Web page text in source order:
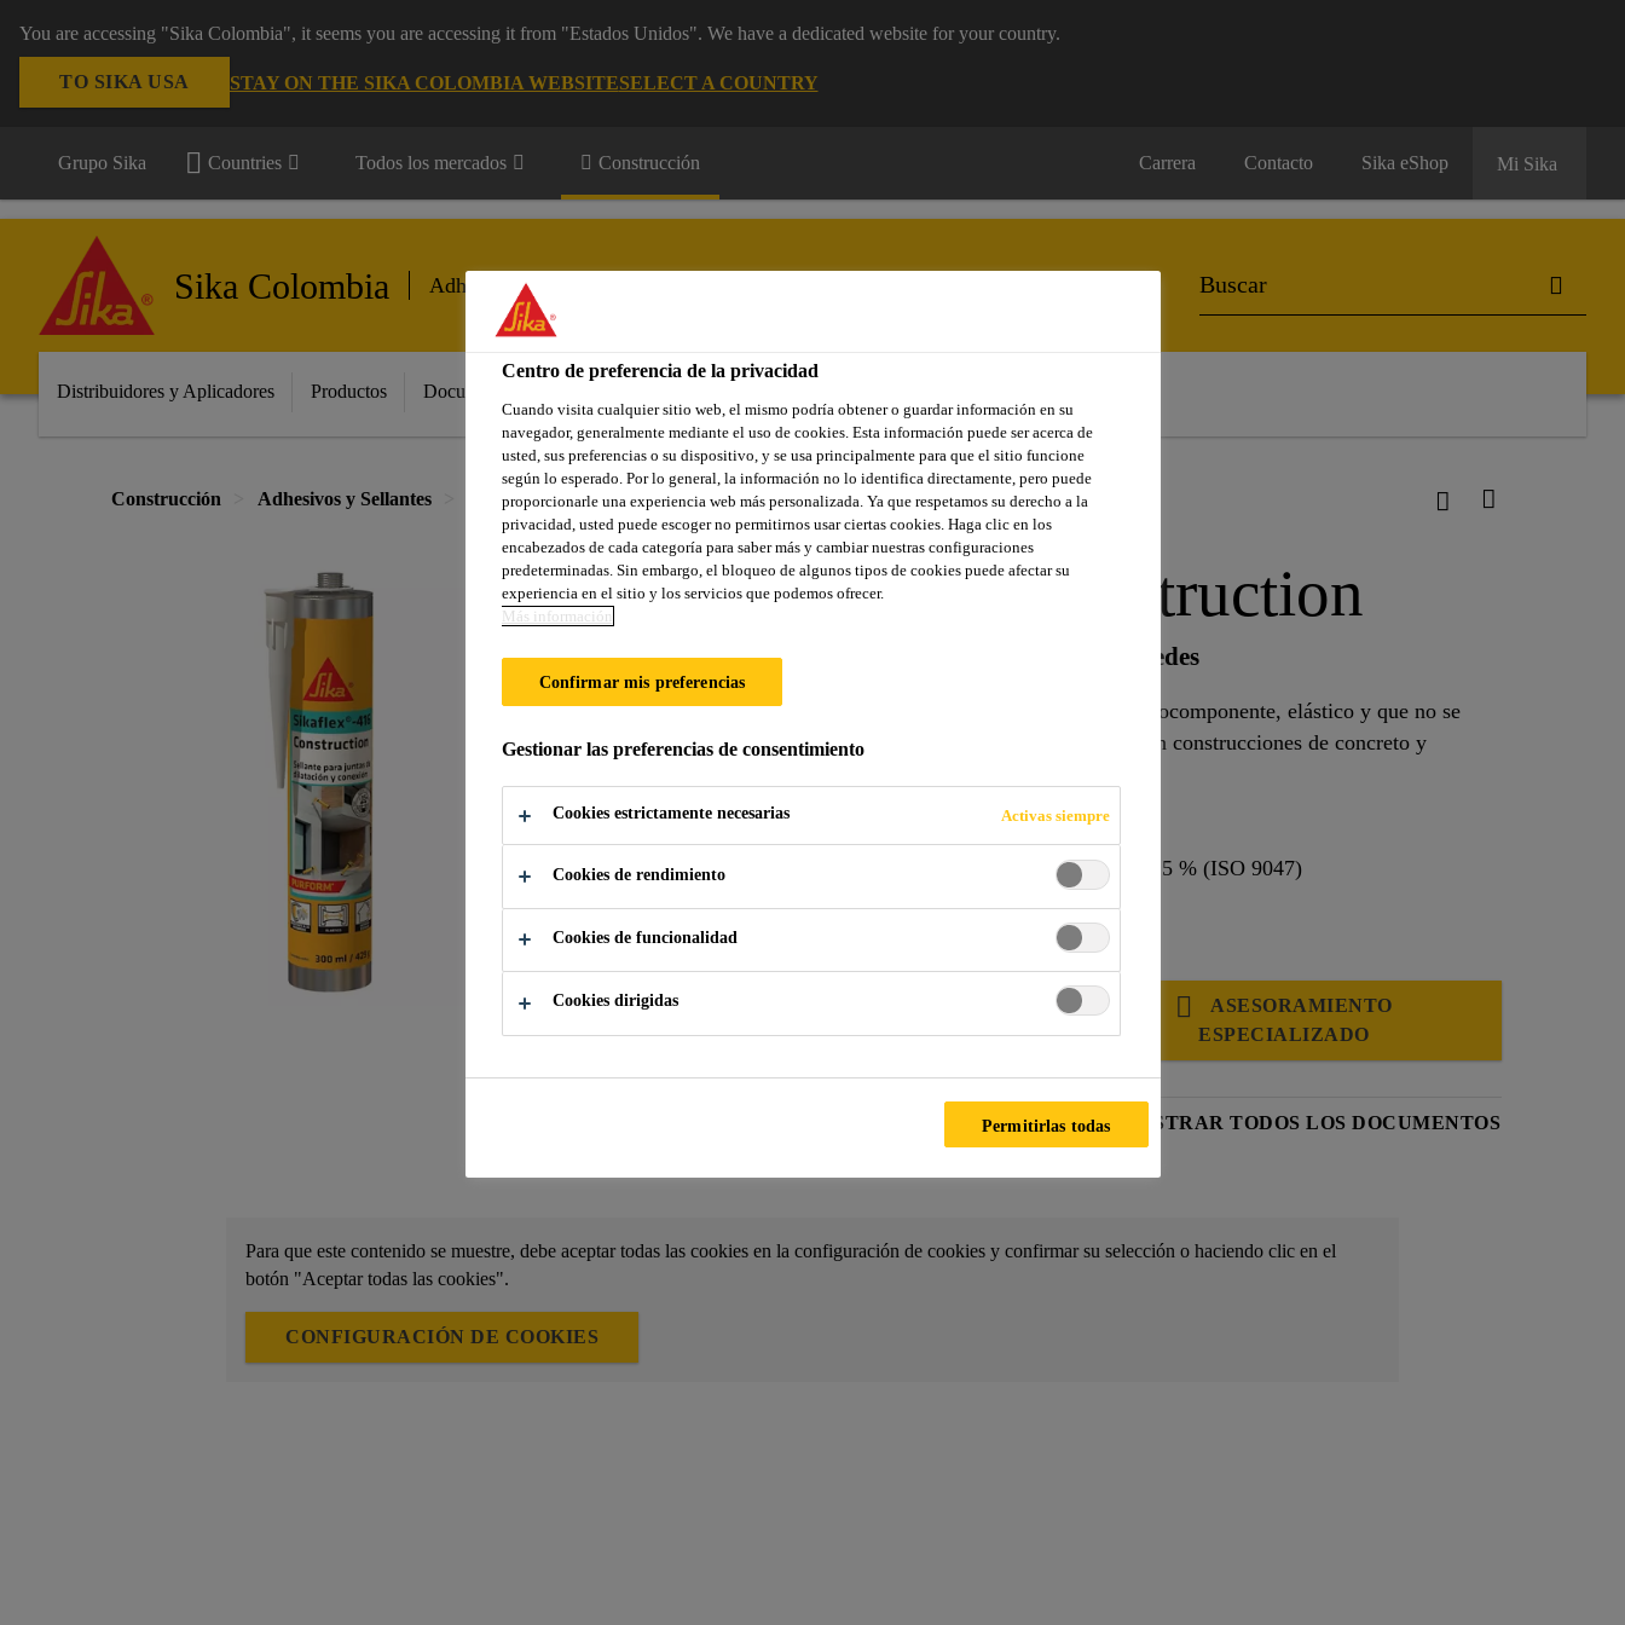
You are accessing "Sika Colombia", it seems you are accessing it from "Estados Unidos". We have a dedicated website for your country.
TO SIKA USA STAY ON THE SIKA COLOMBIA WEBSITESELECT A COUNTRY
Grupo Sika Countries Todos los mercados Construcción Carrera Contacto Sika eShop Mi Sika
Sika Colombia Adhesivos y Sellantes
Distribuidores y Aplicadores Productos Documentos
Construcción Adhesivos y Sellantes Sellantes o Selladores Espacios Interiores Sikaflex®-416 Construction
Sikaflex®-416 Construction
Sellador de poliuretano para juntas de pisos y paredes
Sikaflex®-416 Construction es un sellador de poliuretano monocomponente, elástico y que no se
descuelga. Sella de forma duradera juntas de pisos y paredes en construcciones de concreto y
Buena capacidad de movimiento: ±35 % (ASTM C719), ±25 % (ISO 9047)
Resistente al agua y al agua salada (EN 15651-4)
Buena resistencia a la intemperie (ISO 19862)
ASESORAMIENTO
ESPECIALIZADO
HOJA DE SEGURIDAD MOSTRAR TODOS LOS DOCUMENTOS
Para que este contenido se muestre, debe aceptar todas las cookies en la configuración de cookies y confirmar su selección o haciendo clic en el
botón "Aceptar todas las cookies".
CONFIGURACIÓN DE COOKIES
Centro de preferencia de la privacidad
Cuando visita cualquier sitio web, el mismo podría obtener o guardar información en su
navegador, generalmente mediante el uso de cookies. Esta información puede ser acerca de
usted, sus preferencias o su dispositivo, y se usa principalmente para que el sitio funcione
según lo esperado. Por lo general, la información no lo identifica directamente, pero puede
proporcionarle una experiencia web más personalizada. Ya que respetamos su derecho a la
privacidad, usted puede escoger no permitirnos usar ciertas cookies. Haga clic en los
encabezados de cada categoría para saber más y cambiar nuestras configuraciones
predeterminadas. Sin embargo, el bloqueo de algunos tipos de cookies puede afectar su
experiencia en el sitio y los servicios que podemos ofrecer.
Más información
Confirmar mis preferencias
Gestionar las preferencias de consentimiento
Cookies estrictamente necesarias Activas siempre
Cookies de rendimiento
Cookies de funcionalidad
Cookies dirigidas
Permitirlas todas